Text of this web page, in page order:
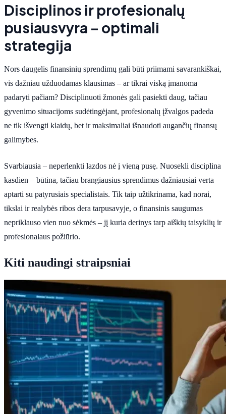
Disciplinos ir profesionalų
pusiausvyra – optimali
strategija
Nors daugelis finansinių sprendimų gali būti priimami savarankiškai,
vis dažniau užduodamas klausimas – ar tikrai viską įmanoma
padaryti pačiam? Disciplinuoti žmonės gali pasiekti daug, tačiau
gyvenimo situacijoms sudėtingėjant, profesionalų įžvalgos padeda
ne tik išvengti klaidų, bet ir maksimaliai išnaudoti augančių finansų
galimybes.
Svarbiausia – neperlenkti lazdos nė į vieną pusę. Nuosekli disciplina
kasdien – būtina, tačiau brangiausius sprendimus dažniausiai verta
aptarti su patyrusiais specialistais. Tik taip užtikrinama, kad norai,
tikslai ir realybės ribos dera tarpusavyje, o finansinis saugumas
nepriklauso vien nuo sėkmės – jį kuria derinys tarp aiškių taisyklių ir
profesionalaus požiūrio.
Kiti naudingi straipsniai